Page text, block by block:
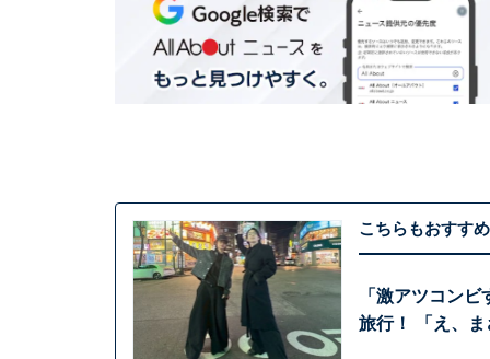
こちらもおすすめ
「激アツコン
旅行！ 「え、ま